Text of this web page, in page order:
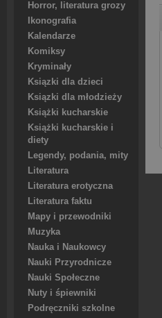
Horror, literatura grozy
Ikonografia
Kalendarze
Komiksy
Kryminały
Ksiązki dla dzieci
Ksiązki dla młodzieży
Książki kucharskie
Książki kucharskie i
diety
Legendy, podania, mity
Literatura
Literatura erotyczna
Literatura faktu
Mapy i przewodniki
Muzyka
Nauka i Naukowcy
Nauki Przyrodnicze
Nauki Społeczne
Nuty i śpiewniki
Podręczniki szkolne